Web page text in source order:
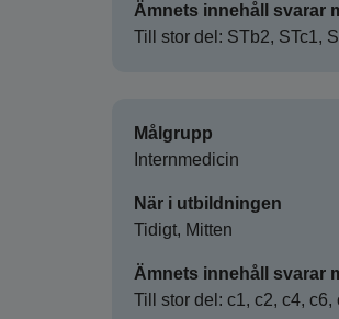
Ämnets innehåll svarar
Till stor del: STb2, STc1,
Målgrupp
Internmedicin
När i utbildningen
Tidigt, Mitten
Ämnets innehåll svarar
Till stor del: c1, c2, c4, c6,